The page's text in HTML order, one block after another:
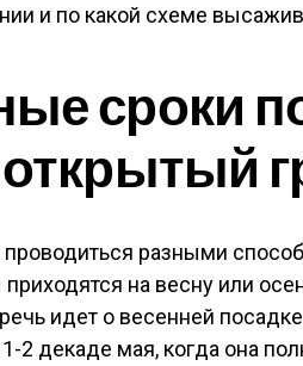
и по какой схеме
сроки
разными
на весну или
идет о весенней
2 декаде мая, когда она